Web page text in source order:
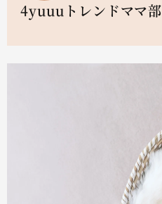
4yuuuトレンドママ部